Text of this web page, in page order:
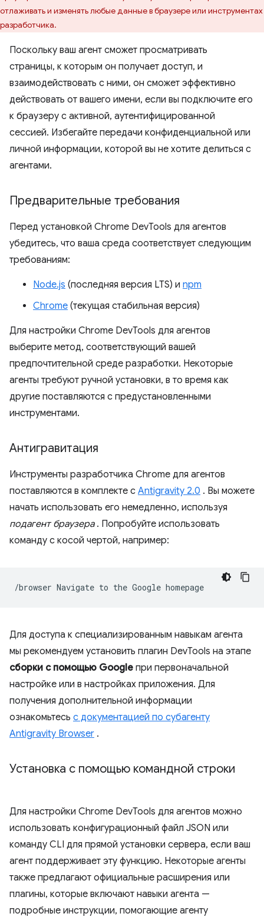
отлаживать и изменять любые данные в браузере или инструментах
разработчика.
Поскольку ваш агент сможет просматривать
страницы, к которым он получает доступ, и
взаимодействовать с ними, он сможет эффективно
действовать от вашего имени, если вы подключите его
к браузеру с активной, аутентифицированной
сессией. Избегайте передачи конфиденциальной или
личной информации, которой вы не хотите делиться с
агентами.
Предварительные требования
Перед установкой Chrome DevTools для агентов
убедитесь, что ваша среда соответствует следующим
требованиям:
Node.js (последняя версия LTS) и npm
Chrome (текущая стабильная версия)
Для настройки Chrome DevTools для агентов
выберите метод, соответствующий вашей
предпочтительной среде разработки. Некоторые
агенты требуют ручной установки, в то время как
другие поставляются с предустановленными
инструментами.
Антигравитация
Инструменты разработчика Chrome для агентов
поставляются в комплекте с Antigravity 2.0 . Вы можете
начать использовать его немедленно, используя
подагент браузера. Попробуйте использовать
команду с косой чертой, например:
/browser Navigate to the Google
Для доступа к специализированным навыкам агента
мы рекомендуем установить плагин DevTools на этапе
сборки с помощью Google при первоначальной
настройке или в настройках приложения. Для
получения дополнительной информации
ознакомьтесь с документацией по субагенту
Antigravity Browser .
Установка с помощью командной строки
Для настройки Chrome DevTools для агентов можно
использовать конфигурационный файл JSON или
команду CLI для прямой установки сервера, если ваш
агент поддерживает эту функцию. Некоторые агенты
также предлагают официальные расширения или
плагины, которые включают навыки агента —
подробные инструкции, помогающие агенту